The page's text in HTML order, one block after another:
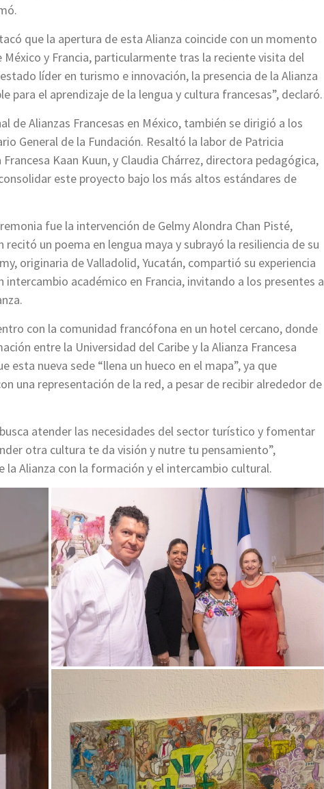
que la apertura de esta Alianza coincide con un momento
y Francia, particularmente tras la reciente visita del
líder en turismo e innovación, la presencia de la Alianza
para el aprendizaje de la lengua y cultura francesas”, declaró.
de Alianzas Francesas en México, también se dirigió a los
General de la Fundación. Resaltó la labor de Patricia
Kaan Kuun, y Claudia Chárrez, directora pedagógica,
este proyecto bajo los más altos estándares de
fue la intervención de Gelmy Alondra Chan Pisté,
un poema en lengua maya y subrayó la resiliencia de su
originaria de Valladolid, Yucatán, compartió su experiencia
intercambio académico en Francia, invitando a los presentes a
con la comunidad francófona en un hotel cercano, donde
entre la Universidad del Caribe y la Alianza Francesa
esta nueva sede “llena un hueco en el mapa”, ya que
una representación de la red, a pesar de recibir alrededor de
atender las necesidades del sector turístico y fomentar
otra cultura te da visión y nutre tu pensamiento”,
Alianza con la formación y el intercambio cultural.